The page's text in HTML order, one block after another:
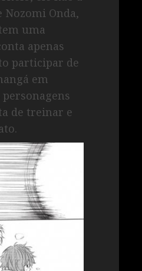
Onda,
uma
apenas
participar de
em
de treinar e